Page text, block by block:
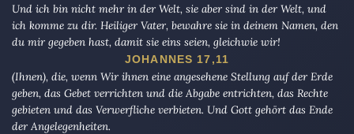
Und ich bin nicht mehr in der Welt, sie aber sind in der Welt, und
ich komme zu dir. Heiliger Vater, bewahre sie in deinem Namen, den
du mir gegeben hast, damit sie eins seien, gleichwie wir!
JOHANNES 17,11
(Ihnen), die, wenn Wir ihnen eine angesehene Stellung auf der Erde
geben, das Gebet verrichten und die Abgabe entrichten, das Rechte
gebieten und das Verwerfliche verbieten. Und Gott gehört das Ende
der Angelegenheiten.